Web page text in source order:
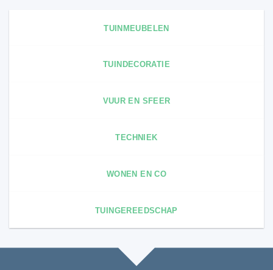
TUINMEUBELEN
TUINDECORATIE
VUUR EN SFEER
TECHNIEK
WONEN EN CO
TUINGEREEDSCHAP